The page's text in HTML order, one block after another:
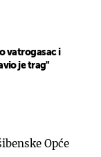
vatrogasac i
je trag"
Opće